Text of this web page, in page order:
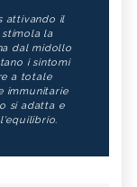
attivando il
la
dal midollo
i sintomi
a totale
immunitarie
si adatta e